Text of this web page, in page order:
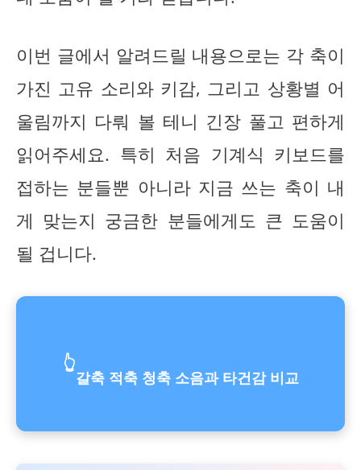
이번 글에서 알려드릴 내용으로는 각 축이
가진 고유 소리와 키감, 그리고 상황별 어
울림까지 다뤄 볼 테니 긴장 풀고 편하게
읽어주세요. 특히 처음 기계식 키보드를
접하는 분들뿐 아니라 지금 쓰는 축이 내
게 맞는지 궁금한 분들에게도 큰 도움이
될 겁니다.
👆
갈축 적축 청축 소음과 타건감 비교